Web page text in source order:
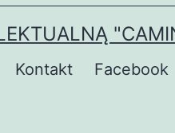
Kontakt Facebook